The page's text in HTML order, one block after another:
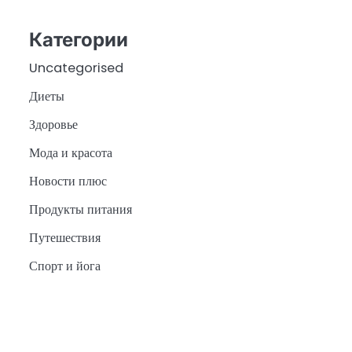
Категории
Uncategorised
Диеты
Здоровье
Мода и красота
Новости плюс
Продукты питания
Путешествия
Спорт и йога